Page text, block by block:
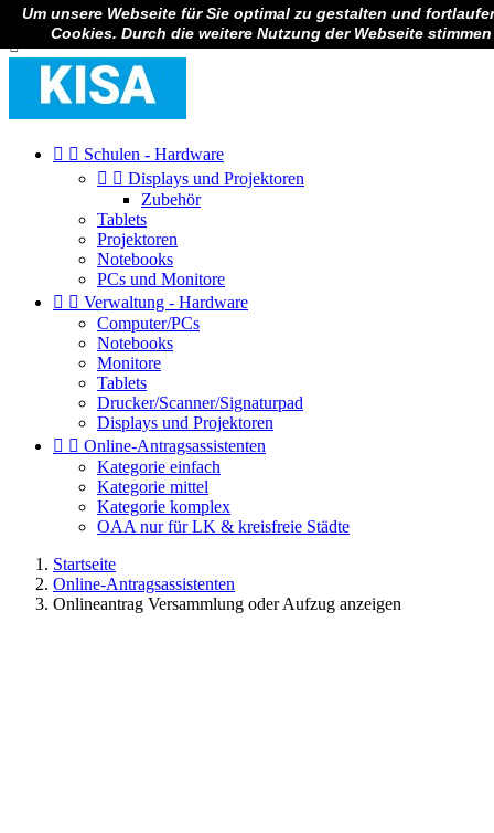
Um unsere Webseite für Sie optimal zu gestalten und
Cookies. Durch die weitere Nutzung der Webseite
Anmelden

  Schulen - Hardware
  Displays und Projektoren
Zubehör
Tablets
Projektoren
Notebooks
PCs und Monitore
  Verwaltung - Hardware
Computer/PCs
Notebooks
Monitore
Tablets
Drucker/Scanner/Signaturpad
Displays und Projektoren
  Online-Antragsassistenten
Kategorie einfach
Kategorie mittel
Kategorie komplex
OAA nur für LK & kreisfreie Städte
Startseite
Online-Antragsassistenten
Onlineantrag Versammlung oder Aufzug anzeigen